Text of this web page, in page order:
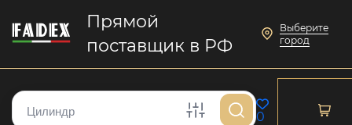
Прямой
поставщик в РФ
Выберите
город
0